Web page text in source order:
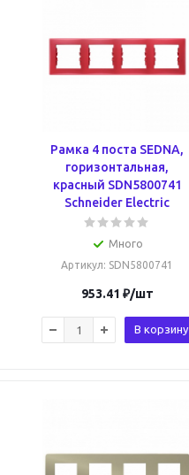
Рамка 4 поста SEDNA,
горизонтальная,
красный SDN5800741
Schneider Electric
Много
Артикул: SDN5800741
953.41 ₽/шт
В корзину